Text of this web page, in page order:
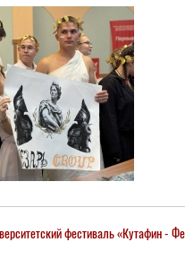
фестиваль «Кутафин -